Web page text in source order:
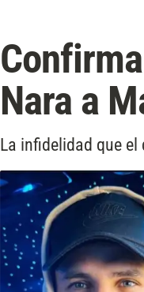
Nara a
La infidelidad que